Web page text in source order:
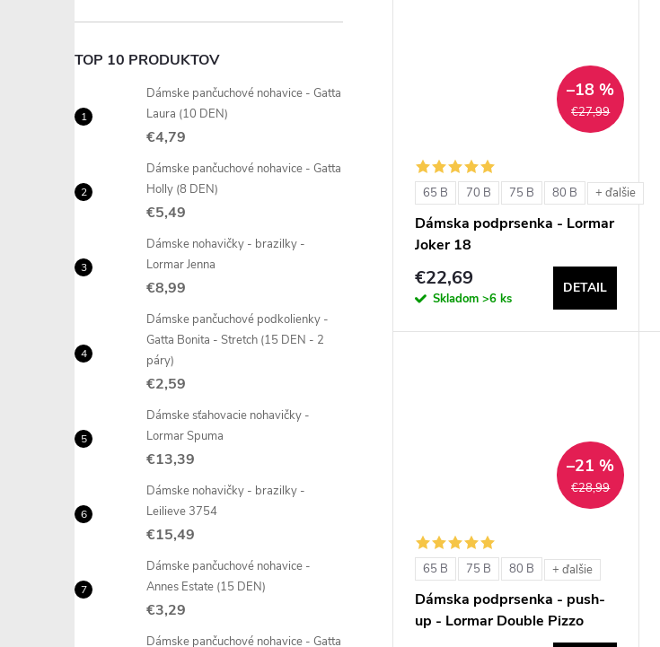
TOP 10 PRODUKTOV
Dámske pančuchové nohavice - Gatta
Laura (10 DEN)
€4,79
Dámske pančuchové nohavice - Gatta
Holly (8 DEN)
€5,49
Dámske nohavičky - brazilky -
Lormar Jenna
€8,99
Dámske pančuchové podkolienky -
Gatta Bonita - Stretch (15 DEN - 2
páry)
€2,59
Dámske sťahovacie nohavičky -
Lormar Spuma
€13,39
Dámske nohavičky - brazilky -
Leilieve 3754
€15,49
Dámske pančuchové nohavice -
Annes Estate (15 DEN)
€3,29
Dámske pančuchové nohavice - Gatta
€27,99
–18 %
65 B 70 B 75 B 80 B + ďalšie
Dámska podprsenka - Lormar
Joker 18
€22,69
Skladom >6 ks
DETAIL
€28,99
–21 %
65 B 75 B 80 B + ďalšie
Dámska podprsenka - push-
up - Lormar Double Pizzo